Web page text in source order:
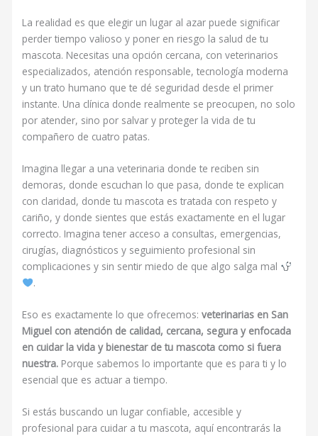
La realidad es que elegir un lugar al azar puede significar
perder tiempo valioso y poner en riesgo la salud de tu
mascota. Necesitas una opción cercana, con veterinarios
especializados, atención responsable, tecnología moderna
y un trato humano que te dé seguridad desde el primer
instante. Una clínica donde realmente se preocupen, no solo
por atender, sino por salvar y proteger la vida de tu
compañero de cuatro patas.
Imagina llegar a una veterinaria donde te reciben sin
demoras, donde escuchan lo que pasa, donde te explican
con claridad, donde tu mascota es tratada con respeto y
cariño, y donde sientes que estás exactamente en el lugar
correcto. Imagina tener acceso a consultas, emergencias,
cirugías, diagnósticos y seguimiento profesional sin
complicaciones y sin sentir miedo de que algo salga mal
.
Eso es exactamente lo que ofrecemos:veterinarias en San
Miguel con atención de calidad, cercana, segura y enfocada
en cuidar la vida y bienestar de tu mascota como si fuera
nuestra. Porque sabemos lo importante que es para ti y lo
esencial que es actuar a tiempo.
Si estás buscando un lugar confiable, accesible y
profesional para cuidar a tu mascota, aquí encontrarás la